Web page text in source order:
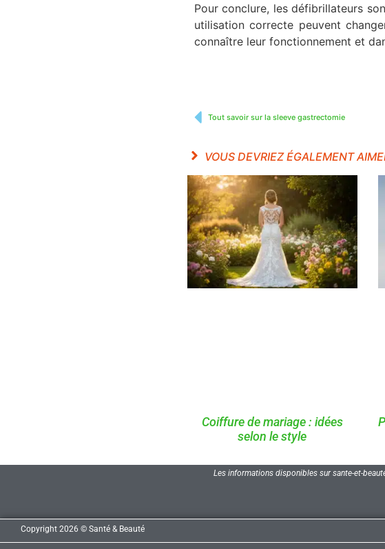
Pour conclure, les défibrillateurs
utilisation correcte peuvent
connaître leur fonctionnement et
Tout savoir sur la sleeve gastrectomie
VOUS DEVRIEZ ÉGALEMENT
Coiffure de mariage : idées
selon le style
Les informations disponibles sur sante-et-
Copyright 2026 © Santé & Beauté